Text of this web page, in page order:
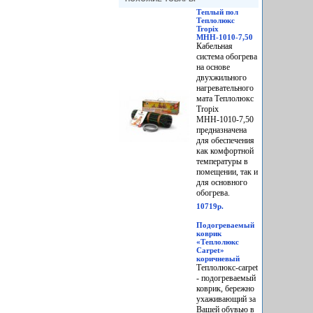
Теплый пол
Теплолюкс
Tropix
МНН-1010-7,50
Кабельная
система обогрева
на основе
двухжильного
нагревательного
мата Теплолюкс
Tropix
МНН-1010-7,50
предназначена
для обеспечения
как комфортной
температуры в
помещении, так и
для основного
обогрева.
10719р.
Подогреваемый
коврик
«Теплолюкс
Carpet»
коричневый
Теплолюкс-carpet
- подогреваемый
коврик, бережно
ухаживающий за
Вашей обувью в